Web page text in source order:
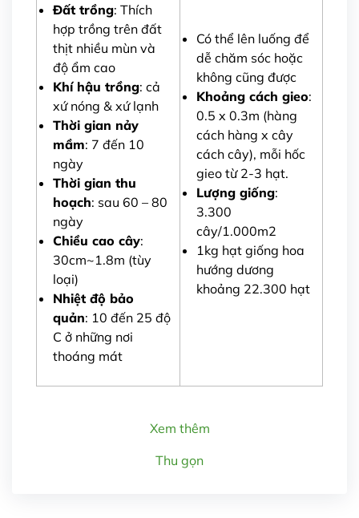
Đất trồng: Thích
hợp trồng trên đất
thịt nhiều mùn và
độ ẩm cao
Khí hậu trồng: cả
xứ nóng & xứ lạnh
Thời gian nảy
mầm: 7 đến 10
ngày
Thời gian thu
hoạch: sau 60 – 80
ngày
Chiều cao cây:
30cm~1.8m (tùy
loại)
Nhiệt độ bảo
quản: 10 đến 25 độ
C ở những nơi
thoáng mát
Có thể lên luống để
dễ chăm sóc hoặc
không cũng được
Khoảng cách gieo:
0.5 x 0.3m (hàng
cách hàng x cây
cách cây), mỗi hốc
gieo từ 2-3 hạt.
Lượng giống:
3.300
cây/1.000m2
1kg hạt giống hoa
hướng dương
khoảng 22.300 hạt
Xem thêm
Thu gọn